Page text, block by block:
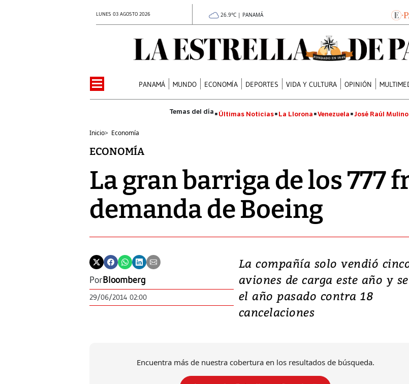
LUNES 03 AGOSTO 2026 26.9°C | PANAMÁ
PANAMÁ MUNDO ECONOMÍA DEPORTES VIDA Y CULTURA OPINIÓN
Últimas Noticias La Llorona Venezuela José Raúl Mulino
Inicio> Economía
ECONOMÍA
La gran barriga de los 777
demanda de Boeing
PorBloomberg
29/06/2014 02:00
La compañía solo vendió
aviones de carga este año y
el año pasado contra 18
cancelaciones
Encuentra más de nuestra cobertura en los resultados de búsqueda.
Video, Japón:
deja heridos y graves
daños en Kumamoto